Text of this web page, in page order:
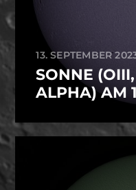
13. SEPTEMBER
SONNE
ALPHA) AM